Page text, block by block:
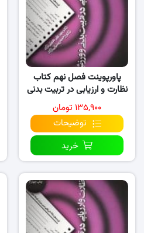
پاورپوینت فصل نهم کتاب
نظارت و ارزیابی در تربیت بدنی
و ورزش
۱۳۵,۹۰۰ تومان
توضیحات
خرید